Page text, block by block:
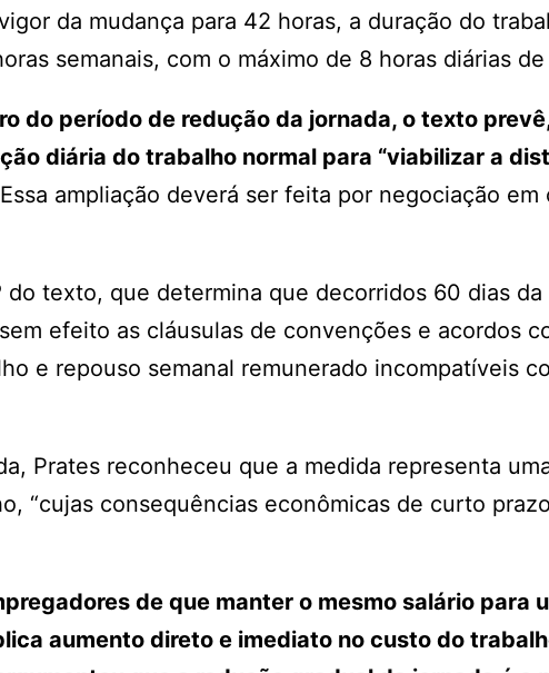
da mudança para 42 horas, a duração do
semanais, com o máximo de 8 horas diárias
do período de redução da jornada, o texto
diária do trabalho normal para “viabilizar a
ampliação deverá ser feita por negociação em
texto, que determina que decorridos 60 dias da
efeito as cláusulas de convenções e acordos
e repouso semanal remunerado incompatíveis
Prates reconheceu que a medida representa
“cujas consequências econômicas de curto
de que manter o mesmo salário para
aumento direto e imediato no custo do